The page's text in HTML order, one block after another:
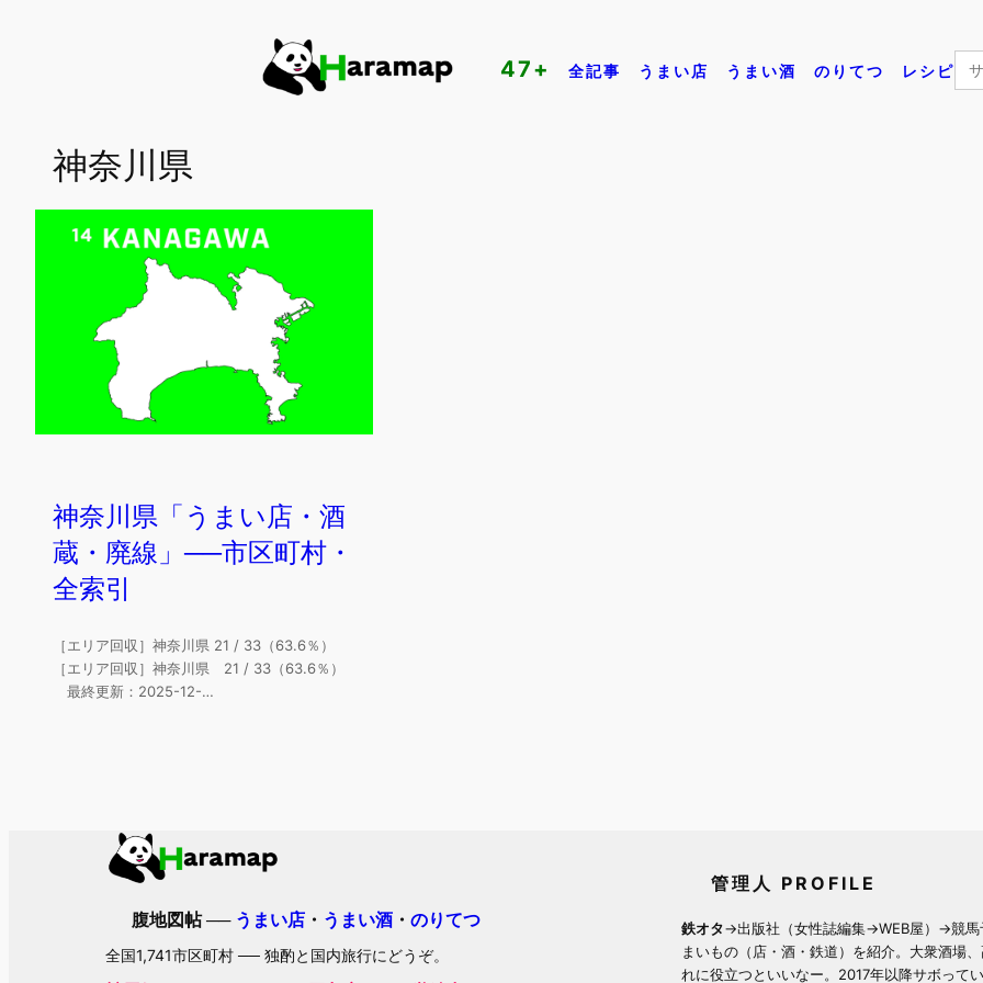
47+ 全記事 うまい店 うまい酒 のりてつ レシピ for:
神奈川県
神奈川県「うまい店・酒
蔵・廃線」──市区町村・
全索引
［エリア回収］神奈川県 21 / 33（63.6％）
［エリア回収］神奈川県 21 / 33（63.6％）
最終更新：2025-12-…
腹地図帖 ── うまい店 ・ うまい酒 ・ のりてつ
全国1,741市区町村 ── 独酌と国内旅行にどうぞ。
管理人 PROFILE
鉄オタ→出版社（女性誌編集→WEB屋）→競馬
まいもの（店・酒・鉄道）を紹介。大衆酒場
れに役立つといいなー。2017年以降サボって